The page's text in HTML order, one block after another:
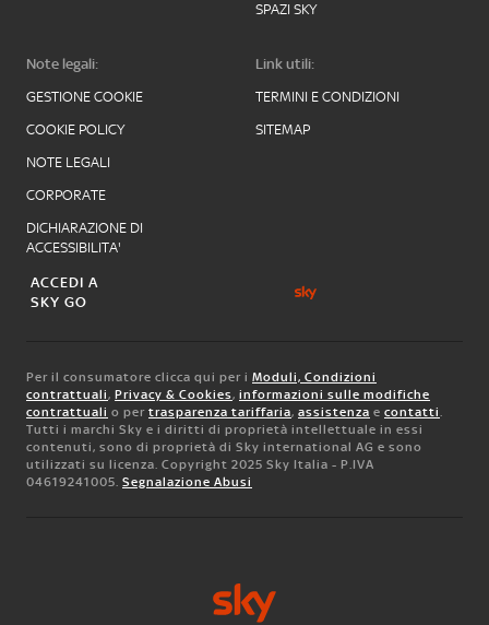
SPAZI SKY
Note legali:
GESTIONE COOKIE
COOKIE POLICY
NOTE LEGALI
CORPORATE
DICHIARAZIONE DI
ACCESSIBILITA'
Link utili:
TERMINI E CONDIZIONI
SITEMAP
ACCEDI A
SKY GO
Per il consumatore clicca qui per i Moduli, Condizioni
contrattuali, Privacy & Cookies, informazioni sulle modifiche
contrattuali o per trasparenza tariffaria, assistenza e contatti.
Tutti i marchi Sky e i diritti di proprietà intellettuale in essi
contenuti, sono di proprietà di Sky international AG e sono
utilizzati su licenza. Copyright 2025 Sky Italia - P.IVA
04619241005. Segnalazione Abusi